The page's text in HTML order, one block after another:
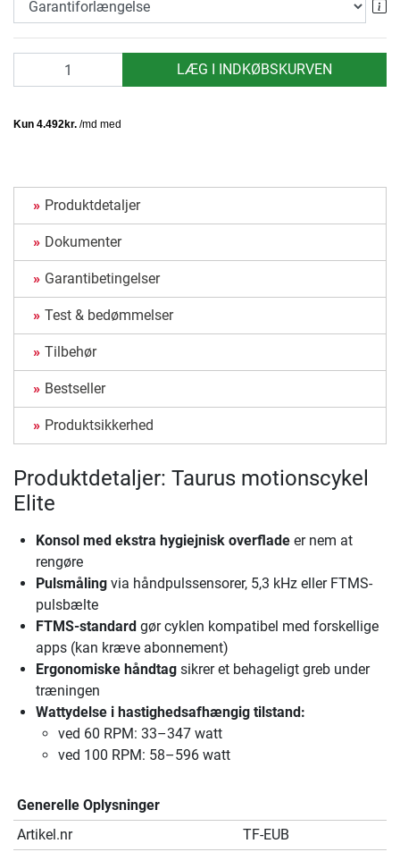
LÆG I INDKØBSKURVEN
Produktdetaljer
Dokumenter
Garantibetingelser
Test & bedømmelser
Tilbehør
Bestseller
Produktsikkerhed
Produktdetaljer: Taurus motionscykel
Elite
Konsol med ekstra hygiejnisk overflade er nem at
rengøre
Pulsmåling via håndpulssensorer, 5,3 kHz eller FTMS-
pulsbælte
FTMS-standard gør cyklen kompatibel med forskellige
apps (kan kræve abonnement)
Ergonomiske håndtag sikrer et behageligt greb under
træningen
Wattydelse i hastighedsafhængig tilstand:
ved 60 RPM: 33–347 watt
ved 100 RPM: 58–596 watt
Generelle Oplysninger
Artikel.nr
TF-EUB